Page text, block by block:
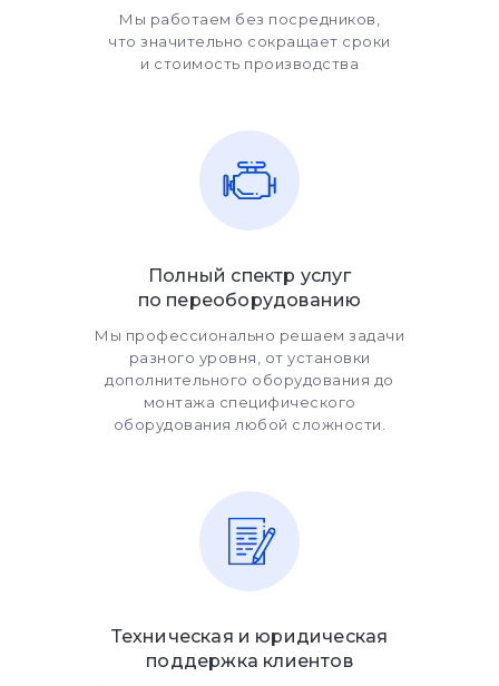
Мы работаем без посредников,
что значительно сокращает сроки
и стоимость производства
Мы профессионально решаем задачи
разного уровня, от установки
дополнительного оборудования до
монтажа специфического
оборудования любой сложности.
Полный спектр услуг
по переоборудованию
Техническая и юридическая
поддержка клиентов